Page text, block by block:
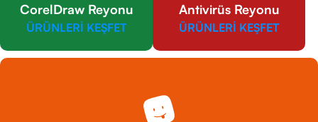
CorelDraw Reyonu
ÜRÜNLERİ KEŞFET
Antivirüs Reyonu
ÜRÜNLERİ KEŞFET